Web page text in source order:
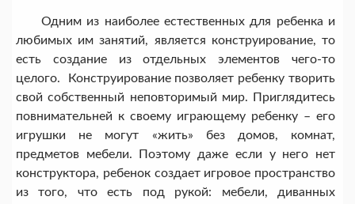
Одним из наиболее естественных для ребенка и
любимых им занятий, является конструирование, то
есть создание из отдельных элементов чего-то
целого. Конструирование позволяет ребенку творить
свой собственный неповторимый мир. Приглядитесь
повнимательней к своему играющему ребенку – его
игрушки не могут «жить» без домов, комнат,
предметов мебели. Поэтому даже если у него нет
конструктора, ребенок создает игровое пространство
из того, что есть под рукой: мебели, диванных